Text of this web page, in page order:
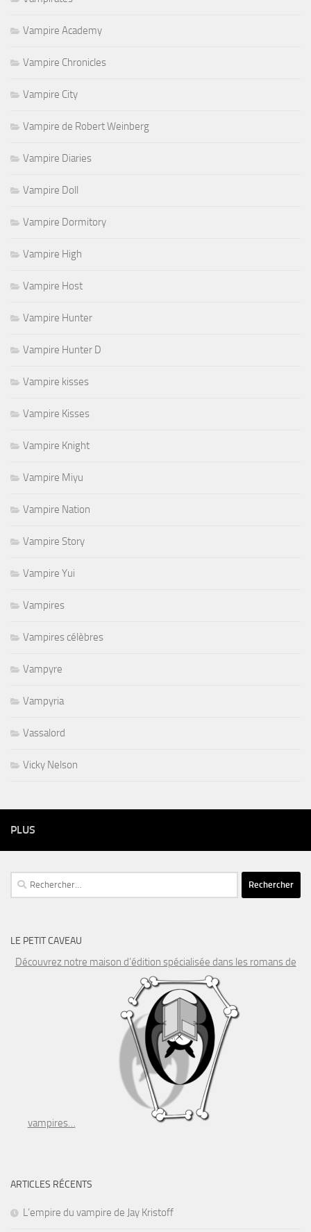
Vampire Academy
Vampire Chronicles
Vampire City
Vampire de Robert Weinberg
Vampire Diaries
Vampire Doll
Vampire Dormitory
Vampire High
Vampire Host
Vampire Hunter
Vampire Hunter D
Vampire kisses
Vampire Kisses
Vampire Knight
Vampire Miyu
Vampire Nation
Vampire Story
Vampire Yui
Vampires
Vampires célèbres
Vampyre
Vampyria
Vassalord
Vicky Nelson
PLUS
Rechercher :
LE PETIT CAVEAU
Découvrez notre maison d’édition spécialisée dans les romans de
vampires…
ARTICLES RÉCENTS
L’empire du vampire de Jay Kristoff